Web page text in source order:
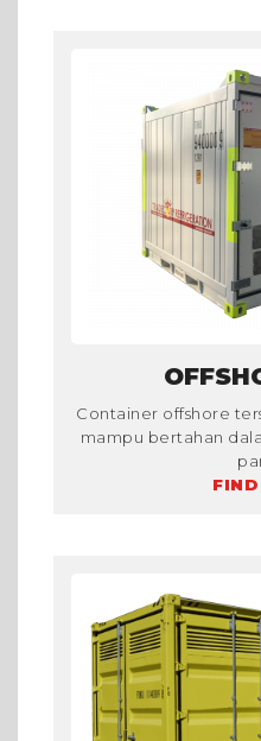
Container offshore
mampu bertahan